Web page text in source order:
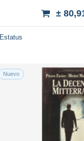
±
Estatus
Nuevo